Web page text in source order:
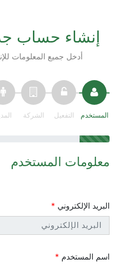
إنشاء حساب
أدخل جميع المعلومات
المستخدم التفعيل الشركة
معلومات المستخدم
البريد الإلكتروني
اسم المستخدم